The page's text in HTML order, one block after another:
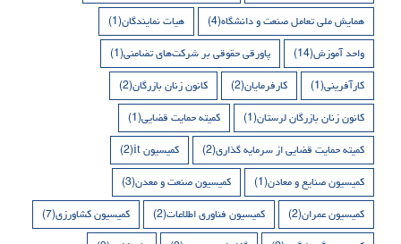
همایش ملی تعامل صنعت و دانشگاه(4) هیات نمایندگان(1)
واحد آموزش(14) پاورقی حقوقی بر شرکت‌های تضامنی(1)
کارآفرینی(1) کارفرمایان(2) کانون زنان بازرگان(2)
کانون زنان بازرگان لرستان(1) کمیته حمایت قضایی(1)
کمیته حمایت قضایی از سرمایه گذاری(2) کمیسیون it (2)
کمیسیون صنایع و معادن(1) کمیسیون صنعت و معدن(3)
کمیسیون عمران(2) کمیسیون فناوری اطلاعات(2) کمیسیون کشاورزی(7)